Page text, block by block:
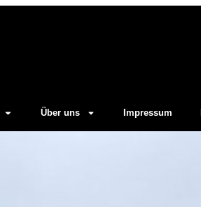
Über uns Impressum